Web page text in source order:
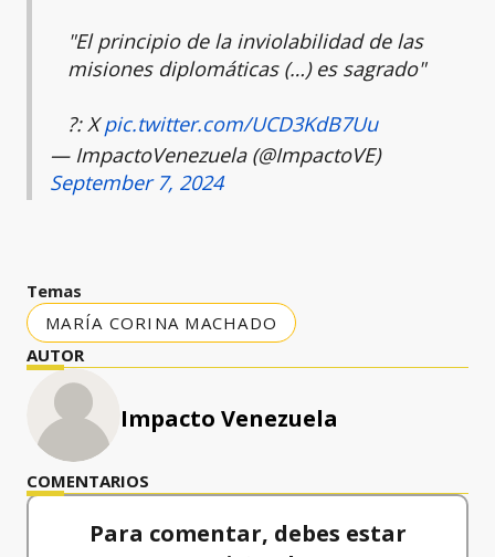
"El principio de la inviolabilidad de las
misiones diplomáticas (…) es sagrado"
?: Xpic.twitter.com/UCD3KdB7Uu
— ImpactoVenezuela (@ImpactoVE)
September 7, 2024
Temas
MARÍA CORINA MACHADO
AUTOR
Impacto Venezuela
COMENTARIOS
Para comentar, debes estar